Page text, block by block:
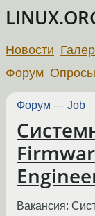
Новости
Форум Опросы
Форум — Job
Вакансия: